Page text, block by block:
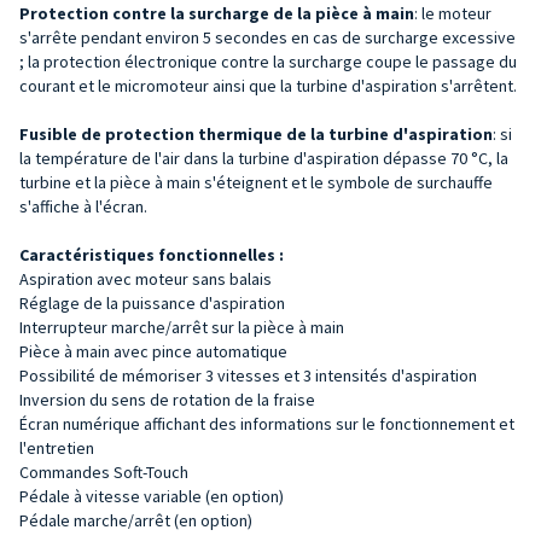
Protection contre la surcharge de la pièce à main: le moteur
s'arrête pendant environ 5 secondes en cas de surcharge excessive
; la protection électronique contre la surcharge coupe le passage du
courant et le micromoteur ainsi que la turbine d'aspiration s'arrêtent.
Fusible de protection thermique de la turbine d'aspiration: si
la température de l'air dans la turbine d'aspiration dépasse 70 °C, la
turbine et la pièce à main s'éteignent et le symbole de surchauffe
s'affiche à l'écran.
Caractéristiques fonctionnelles :
Aspiration avec moteur sans balais
Réglage de la puissance d'aspiration
Interrupteur marche/arrêt sur la pièce à main
Pièce à main avec pince automatique
Possibilité de mémoriser 3 vitesses et 3 intensités d'aspiration
Inversion du sens de rotation de la fraise
Écran numérique affichant des informations sur le fonctionnement et
l'entretien
Commandes Soft-Touch
Pédale à vitesse variable (en option)
Pédale marche/arrêt (en option)